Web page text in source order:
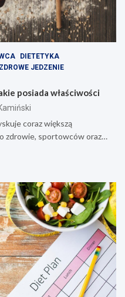
DIETETYKA
JEDZENIE
posiada właściwości
coraz większą
zdrowie, sportowców oraz…